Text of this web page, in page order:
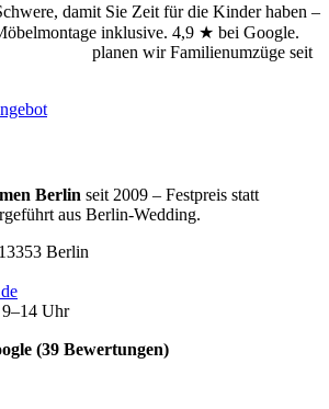
damit Sie Zeit für die Kinder haben –
inklusive. 4,9 ★ bei Google.
planen wir Familienumzüge seit
Berlin seit 2009 – Festpreis statt
aus Berlin-Wedding.
Berlin
Uhr
(39 Bewertungen)